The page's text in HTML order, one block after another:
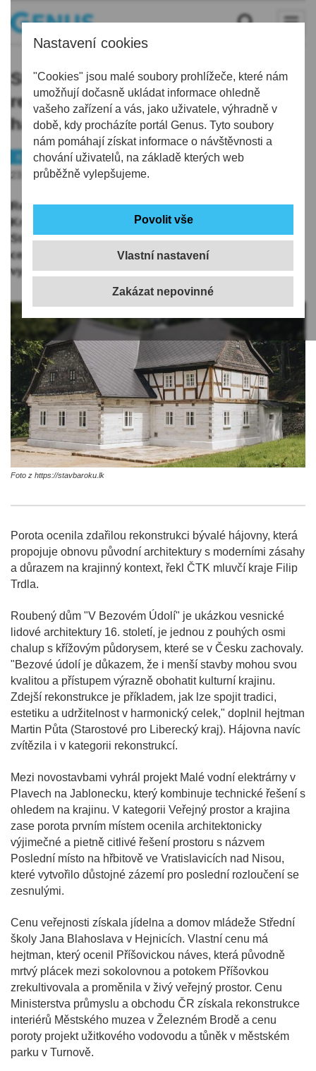
Nastavení cookies
"Cookies" jsou malé soubory prohlížeče, které nám
umožňují dočasně ukládat informace ohledně
vašeho zařízení a vás, jako uživatele, výhradně v
době, kdy procházíte portál Genus. Tyto soubory
nám pomáhají získat informace o návštěvnosti a
chování uživatelů, na základě kterých web
průběžně vylepšujeme.
Vlastní nastavení
Stavbou roku Libereckého kraje je
rekonstrukce roubenky - bývalé
hájenky v Kryštofově Údolí
Architektura
Kraj
23.05.2025 | 8:03
Rekonstrukce roubeného domu ze 16. století v
Kryštofově Údolí na Liberecku zvítězila v soutěži o
Stavbu roku Libereckého kraje. Stavba získala hlavní
cenu, která od roku 2019 nese jméno autora hotelu a
vysílače Ještěd, architekta Karla Hubáčka.
Foto z https://stavbaroku.lk
Porota ocenila zdařilou rekonstrukci bývalé hájovny, která
propojuje obnovu původní architektury s moderními zásahy
a důrazem na krajinný kontext, řekl ČTK mluvčí kraje Filip
Trdla.
Roubený dům "V Bezovém Údolí" je ukázkou vesnické
lidové architektury 16. století, je jednou z pouhých osmi
chalup s křížovým půdorysem, které se v Česku zachovaly.
"Bezové údolí je důkazem, že i menší stavby mohou svou
kvalitou a přístupem výrazně obohatit kulturní krajinu.
Zdejší rekonstrukce je příkladem, jak lze spojit tradici,
estetiku a udržitelnost v harmonický celek," doplnil hejtman
Martin Půta (Starostové pro Liberecký kraj). Hájovna navíc
zvítězila i v kategorii rekonstrukcí.
Mezi novostavbami vyhrál projekt Malé vodní elektrárny v
Plavech na Jablonecku, který kombinuje technické řešení s
ohledem na krajinu. V kategorii Veřejný prostor a krajina
zase porota prvním místem ocenila architektonicky
výjimečné a pietně citlivé řešení prostoru s názvem
Poslední místo na hřbitově ve Vratislavicích nad Nisou,
které vytvořilo důstojné zázemí pro poslední rozloučení se
zesnulými.
Cenu veřejnosti získala jídelna a domov mládeže Střední
školy Jana Blahoslava v Hejnicích. Vlastní cenu má
hejtman, který ocenil Příšovickou náves, která původně
mrtvý plácek mezi sokolovnou a potokem Příšovkou
zrekultivovala a proměnila v živý veřejný prostor. Cenu
Ministerstva průmyslu a obchodu ČR získala rekonstrukce
interiérů Městského muzea v Železném Brodě a cenu
poroty projekt užitkového vodovodu a tůněk v městském
parku v Turnově.